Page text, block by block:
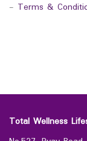
- Terms &
Total Wellness